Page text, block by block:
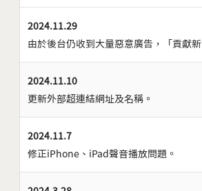
2024.11.29
由於後台仍收到大量惡意廣告，「貢獻
2024.11.10
更新外部超連結網址及名稱。
2024.11.7
修正iPhone、iPad聲音播放問題。